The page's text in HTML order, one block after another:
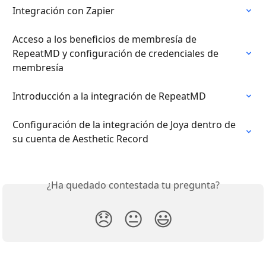
Integración con Zapier
Acceso a los beneficios de membresía de
RepeatMD y configuración de credenciales de
membresía
Introducción a la integración de RepeatMD
Configuración de la integración de Joya dentro de
su cuenta de Aesthetic Record
¿Ha quedado contestada tu pregunta?
😞 😐 😃